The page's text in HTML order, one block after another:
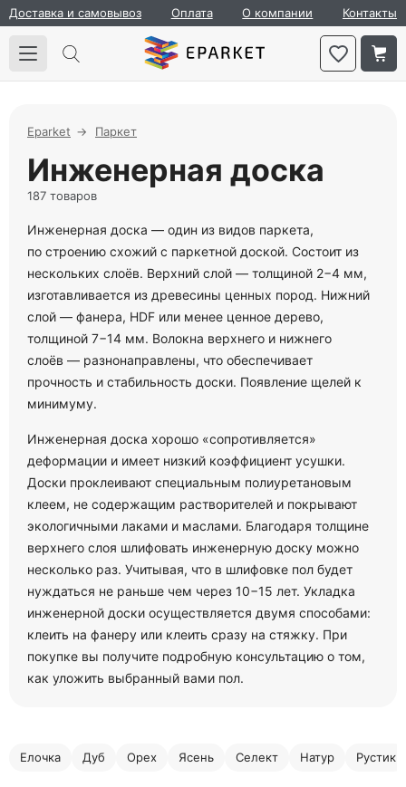
Доставка и самовывоз Оплата О компании Контакты
Eparket Паркет
Инженерная доска
187 товаров
Инженерная доска — один из видов паркета,
по строению схожий с паркетной доской. Состоит из
нескольких слоёв. Верхний слой — толщиной 2−4 мм,
изготавливается из древесины ценных пород. Нижний
слой — фанера, HDF или менее ценное дерево,
толщиной 7−14 мм. Волокна верхнего и нижнего
слоёв — разнонаправлены, что обеспечивает
прочность и стабильность доски. Появление щелей к
минимуму.
Инженерная доска хорошо «сопротивляется»
деформации и имеет низкий коэффициент усушки.
Доски проклеивают специальным полиуретановым
клеем, не содержащим растворителей и покрывают
экологичными лаками и маслами. Благодаря толщине
верхнего слоя шлифовать инженерную доску можно
несколько раз. Учитывая, что в шлифовке пол будет
нуждаться не раньше чем через 10−15 лет. Укладка
инженерной доски осуществляется двумя способами:
клеить на фанеру или клеить сразу на стяжку. При
покупке вы получите подробную консультацию о том,
как уложить выбранный вами пол.
Елочка Дуб Орех Ясень Селект Натур Рустик